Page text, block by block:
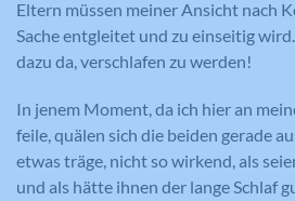
Eltern müssen meiner Ansicht nach
Sache entgleitet und zu einseitig
dazu da, verschlafen zu werden!
In jenem Moment, da ich hier an
feile, quälen sich die beiden gerade
etwas träge, nicht so wirkend, als
und als hätte ihnen der lange Schlaf